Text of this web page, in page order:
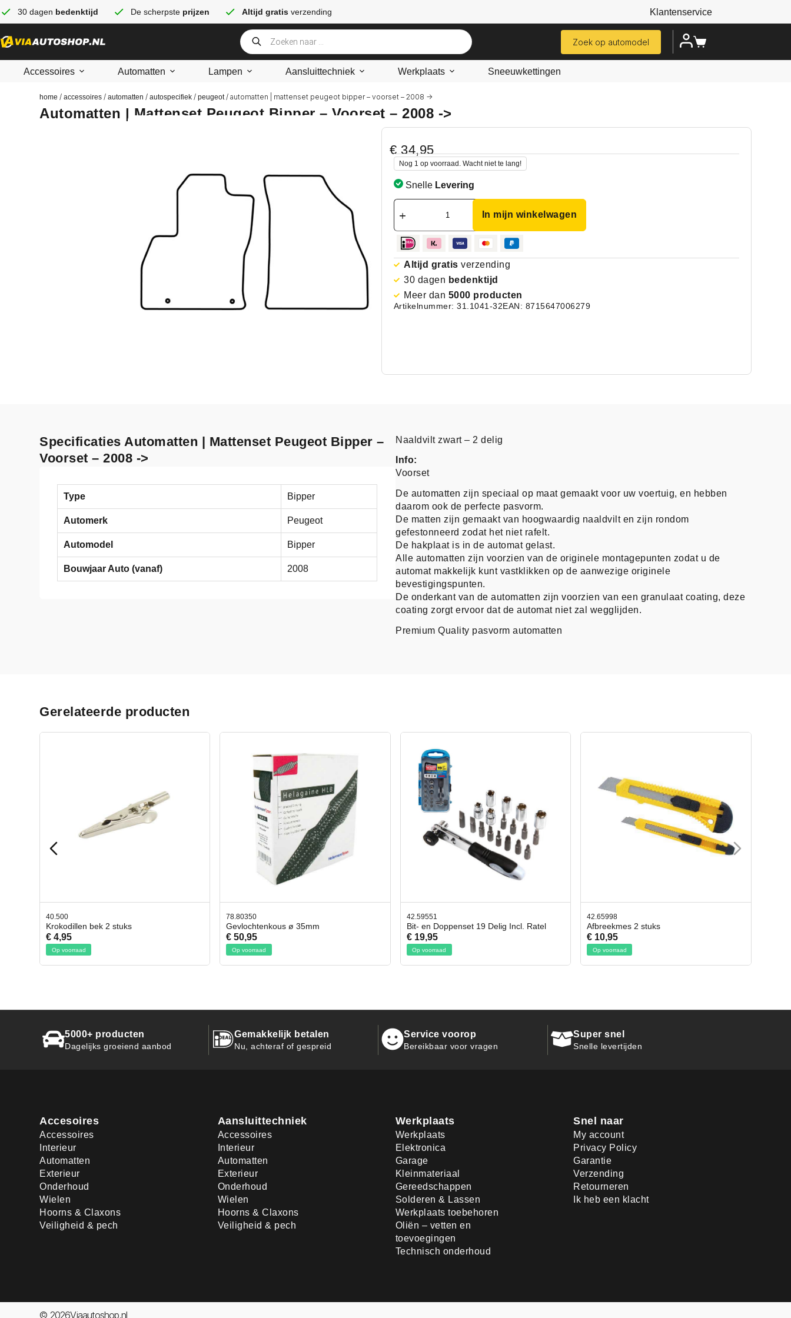
30 dagen bedenktijd De scherpste prijzen Altijd gratis verzending Klantenservice
Zoek op automodel
Accessoires Automatten Lampen Aansluittechniek Werkplaats Sneeuwkettingen
home /accessoires /automatten /autospecifiek /peugeot/ automatten | mattenset peugeot bipper – voorset – 2008 ->
Automatten | Mattenset Peugeot Bipper – Voorset – 2008 ->
€34,95
Nog 1 op voorraad. Wacht niet te lang!
Snelle Levering
In mijn winkelwagen
Altijd gratis verzending
30 dagen bedenktijd
Meer dan 5000 producten
Artikelnummer: 31.1041-32EAN: 8715647006279
Specificaties Automatten | Mattenset Peugeot Bipper –
Voorset – 2008 ->
Type Bipper
Automerk Peugeot
Automodel Bipper
Bouwjaar Auto (vanaf) 2008
Naaldvilt zwart – 2 delig
Info:
Voorset
De automatten zijn speciaal op maat gemaakt voor uw voertuig, en hebben
daarom ook de perfecte pasvorm.
De matten zijn gemaakt van hoogwaardig naaldvilt en zijn rondom
gefestonneerd zodat het niet rafelt.
De hakplaat is in de automat gelast.
Alle automatten zijn voorzien van de originele montagepunten zodat u de
automat makkelijk kunt vastklikken op de aanwezige originele
bevestigingspunten.
De onderkant van de automatten zijn voorzien van een granulaat coating, deze
coating zorgt ervoor dat de automat niet zal wegglijden.
Premium Quality pasvorm automatten
Gerelateerde producten
Krokodillen bek 2 stuks Gevlochtenkous ø 35mm Bit- en Doppenset 19 Delig Incl. Ratel Afbreekmes 2 stuks
5000+ producten
Dagelijks groeiend aanbod
Gemakkelijk betalen
Nu, achteraf of gespreid
Service voorop
Bereikbaar voor vragen
Super snel
Snelle levertijden
Accesoires
Accessoires
Interieur
Automatten
Exterieur
Onderhoud
Wielen
Hoorns & Claxons
Veiligheid & pech
Aansluittechniek
Accessoires
Interieur
Automatten
Exterieur
Onderhoud
Wielen
Hoorns & Claxons
Veiligheid & pech
Werkplaats
Werkplaats
Elektronica
Garage
Kleinmateriaal
Gereedschappen
Solderen & Lassen
Werkplaats toebehoren
Oliën – vetten en
toevoegingen
Technisch onderhoud
Snel naar
My account
Privacy Policy
Garantie
Verzending
Retourneren
Ik heb een klacht
© 2026Viaautoshop.nl